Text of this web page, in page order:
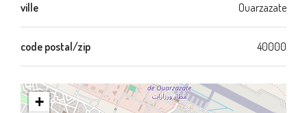
ville Ouarzazate
code postal/zip 40000
+